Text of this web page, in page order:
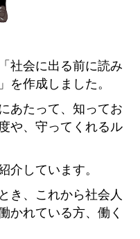
社会に出る前に読み
を作成しました。
あたって、知ってお
や、守ってくれるル
しています。
き、これから社会人
かれている方、働く